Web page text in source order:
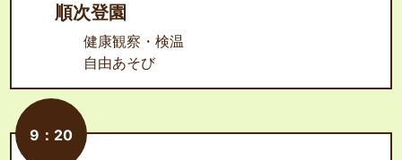
順次登園
健康観察・検温
自由あそび
9：20